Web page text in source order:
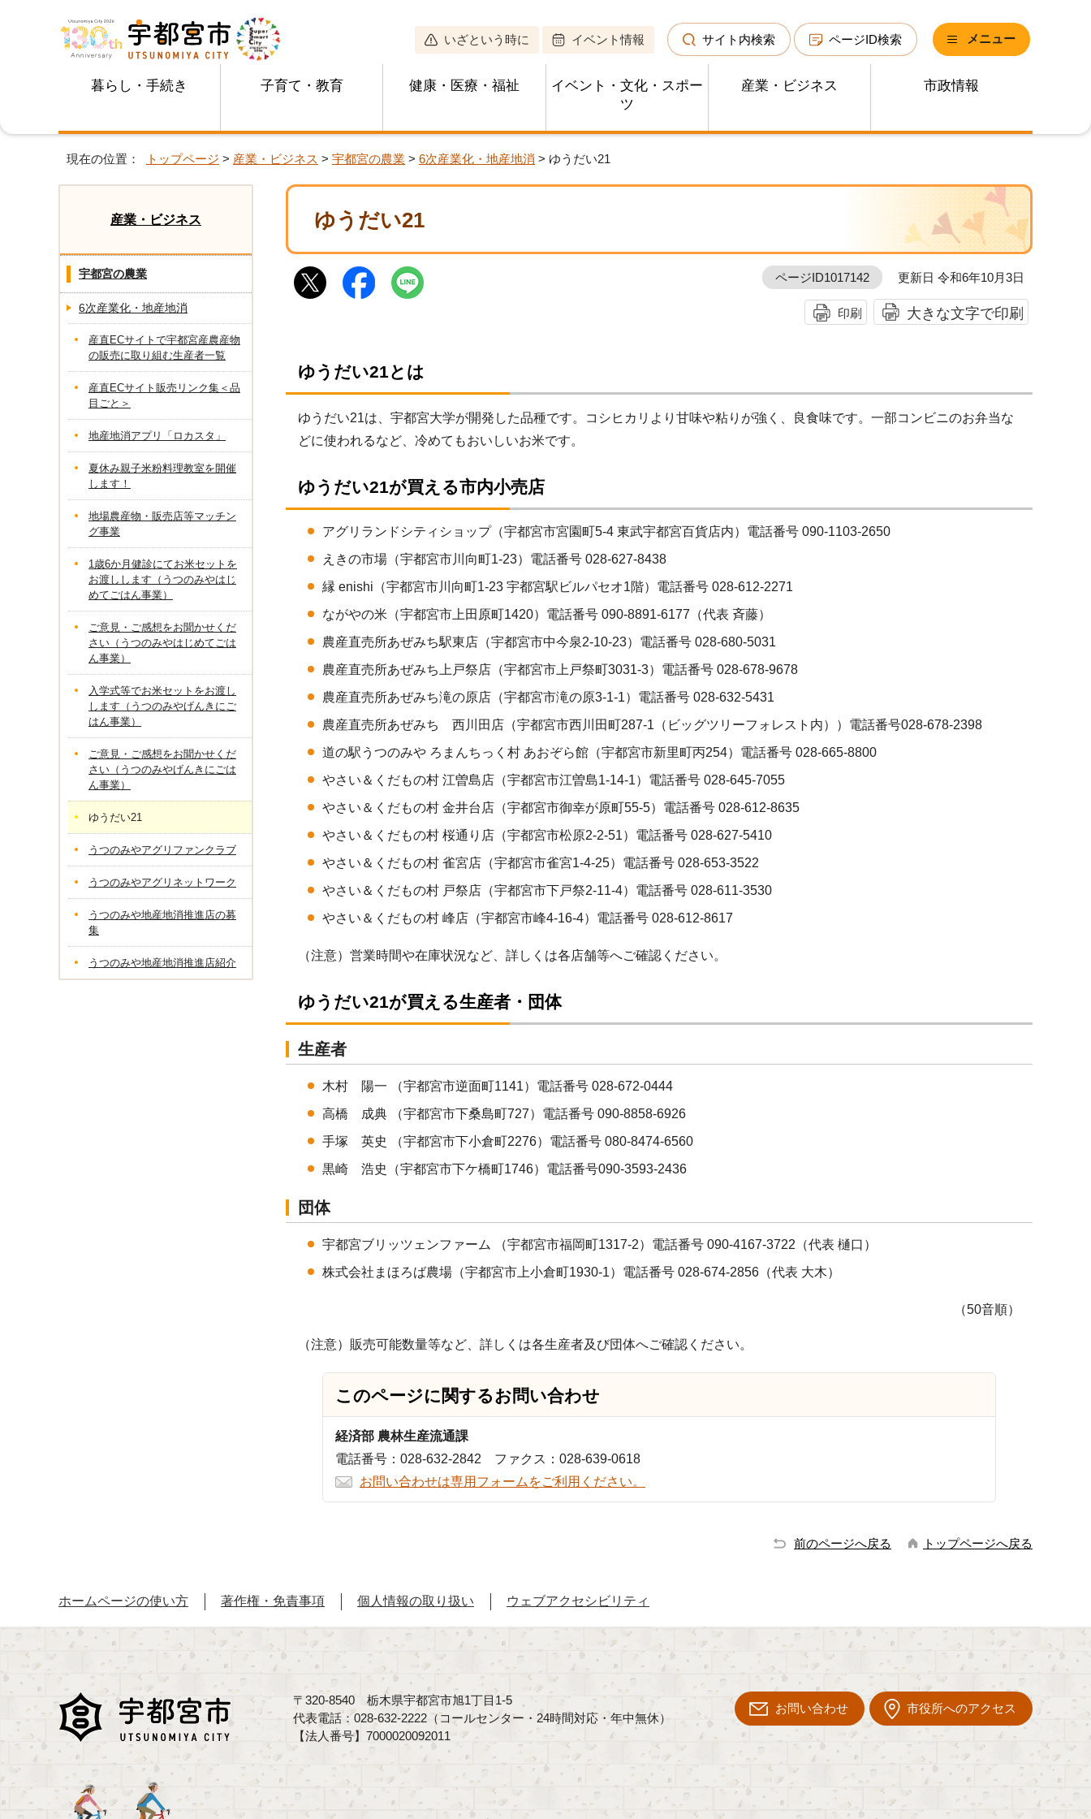
いざという時に イベント情報 サイト内検索 ページID検索 メニュー
暮らし・手続き 子育て・教育 健康・医療・福祉
イベント・文化・スポー
ツ
産業・ビジネス 市政情報
現在の位置： トップページ > 産業・ビジネス > 宇都宮の農業 > 6次産業化・地産地消 > ゆうだい21
ゆうだい21
ページID1017142 更新日 令和6年10月3日
印刷 大きな文字で印刷
ゆうだい21とは
ゆうだい21は、宇都宮大学が開発した品種です。コシヒカリより甘味や粘りが強く、良食味です。一部コンビニのお弁当な
どに使われるなど、冷めてもおいしいお米です。
ゆうだい21が買える市内小売店
アグリランドシティショップ（宇都宮市宮園町5-4 東武宇都宮百貨店内）電話番号 090-1103-2650
えきの市場（宇都宮市川向町1-23）電話番号 028-627-8438
縁 enishi（宇都宮市川向町1-23 宇都宮駅ビルパセオ1階）電話番号 028-612-2271
ながやの米（宇都宮市上田原町1420）電話番号 090-8891-6177（代表 斉藤）
農産直売所あぜみち駅東店（宇都宮市中今泉2-10-23）電話番号 028-680-5031
農産直売所あぜみち上戸祭店（宇都宮市上戸祭町3031-3）電話番号 028-678-9678
農産直売所あぜみち滝の原店（宇都宮市滝の原3-1-1）電話番号 028-632-5431
農産直売所あぜみち 西川田店（宇都宮市西川田町287-1（ビッグツリーフォレスト内））電話番号028-678-2398
道の駅うつのみや ろまんちっく村 あおぞら館（宇都宮市新里町丙254）電話番号 028-665-8800
やさい＆くだもの村 江曽島店（宇都宮市江曽島1-14-1）電話番号 028-645-7055
やさい＆くだもの村 金井台店（宇都宮市御幸が原町55-5）電話番号 028-612-8635
やさい＆くだもの村 桜通り店（宇都宮市松原2-2-51）電話番号 028-627-5410
やさい＆くだもの村 雀宮店（宇都宮市雀宮1-4-25）電話番号 028-653-3522
やさい＆くだもの村 戸祭店（宇都宮市下戸祭2-11-4）電話番号 028-611-3530
やさい＆くだもの村 峰店（宇都宮市峰4-16-4）電話番号 028-612-8617
（注意）営業時間や在庫状況など、詳しくは各店舗等へご確認ください。
ゆうだい21が買える生産者・団体
生産者
木村 陽一 （宇都宮市逆面町1141）電話番号 028-672-0444
高橋 成典 （宇都宮市下桑島町727）電話番号 090-8858-6926
手塚 英史 （宇都宮市下小倉町2276）電話番号 080-8474-6560
黒崎 浩史（宇都宮市下ケ橋町1746）電話番号090-3593-2436
団体
宇都宮ブリッツェンファーム （宇都宮市福岡町1317-2）電話番号 090-4167-3722（代表 樋口）
株式会社まほろば農場（宇都宮市上小倉町1930-1）電話番号 028-674-2856（代表 大木）
（50音順）
（注意）販売可能数量等など、詳しくは各生産者及び団体へご確認ください。
このページに関するお問い合わせ
経済部 農林生産流通課
電話番号：028-632-2842 ファクス：028-639-0618
お問い合わせは専用フォームをご利用ください。
産業・ビジネス
宇都宮の農業
6次産業化・地産地消
産直ECサイトで宇都宮産農産物
の販売に取り組む生産者一覧
産直ECサイト販売リンク集＜品
目ごと＞
地産地消アプリ「ロカスタ」
夏休み親子米粉料理教室を開催
します！
地場農産物・販売店等マッチン
グ事業
1歳6か月健診にてお米セットを
お渡しします（うつのみやはじ
めてごはん事業）
ご意見・ご感想をお聞かせくだ
さい（うつのみやはじめてごは
ん事業）
入学式等でお米セットをお渡し
します（うつのみやげんきにご
はん事業）
ご意見・ご感想をお聞かせくだ
さい（うつのみやげんきにごは
ん事業）
ゆうだい21
うつのみやアグリファンクラブ
うつのみやアグリネットワーク
うつのみや地産地消推進店の募
集
うつのみや地産地消推進店紹介
前のページへ戻る トップページへ戻る
ホームページの使い方 著作権・免責事項 個人情報の取り扱い ウェブアクセシビリティ
〒320-8540 栃木県宇都宮市旭1丁目1-5
代表電話：028-632-2222（コールセンター・24時間対応・年中無休）
【法人番号】7000020092011
お問い合わせ 市役所へのアクセス